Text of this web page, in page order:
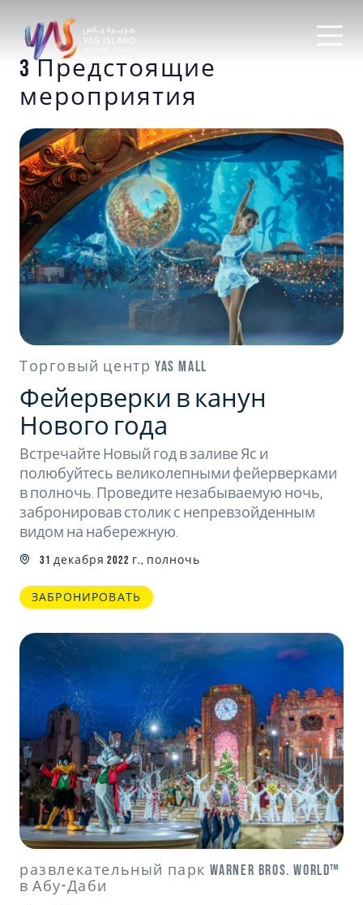
3 Предстоящие
мероприятия
Торговый центр Yas Mall
Фейерверки в канун
Нового года
Встречайте Новый год в заливе Яс и
полюбуйтесь великолепными фейерверками
в полночь. Проведите незабываемую ночь,
забронировав столик с непревзойденным
видом на набережную.
31 декабря 2022 г., полночь
ЗАБРОНИРОВАТЬ
развлекательный парк Warner Bros. World™
в Абу-Даби